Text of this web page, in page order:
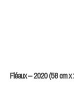
Fléaux – 2020 (58 cm